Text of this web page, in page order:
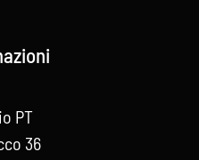
PT
36